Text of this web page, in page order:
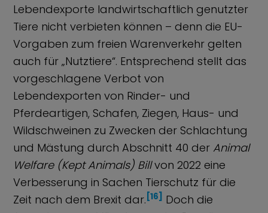
Lebendexporte landwirtschaftlich genutzter
Tiere nicht verbieten können – denn die EU-
Vorgaben zum freien Warenverkehr gelten
auch für „Nutztiere“. Entsprechend stellt das
vorgeschlagene Verbot von
Lebendexporten von Rinder- und
Pferdeartigen, Schafen, Ziegen, Haus- und
Wildschweinen zu Zwecken der Schlachtung
und Mästung durch Abschnitt 40 der Animal
Welfare (Kept Animals) Billvon 2022 eine
Verbesserung in Sachen Tierschutz für die
Zeit nach dem Brexit dar. [16] Doch die